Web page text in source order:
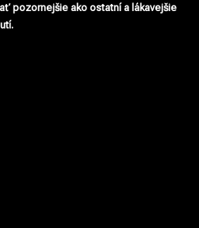
pozornejšie ako ostatní a lákavejšie